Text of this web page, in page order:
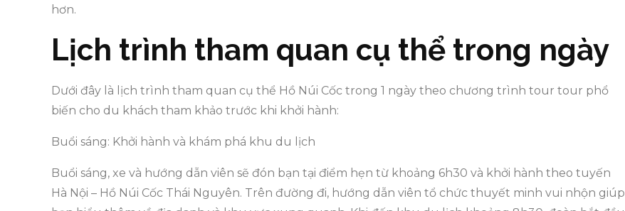
hơn.
Lịch trình tham quan cụ thể trong ngày
Dưới đây là lịch trình tham quan cụ thể Hồ Núi Cốc trong 1 ngày theo chương trình tour tour phổ
biến cho du khách tham khảo trước khi khởi hành:
Buổi sáng: Khởi hành và khám phá khu du lịch
Buổi sáng, xe và hướng dẫn viên sẽ đón bạn tại điểm hẹn từ khoảng 6h30 và khởi hành theo tuyến
Hà Nội – Hồ Núi Cốc Thái Nguyên. Trên đường đi, hướng dẫn viên tổ chức thuyết minh vui nhộn giúp